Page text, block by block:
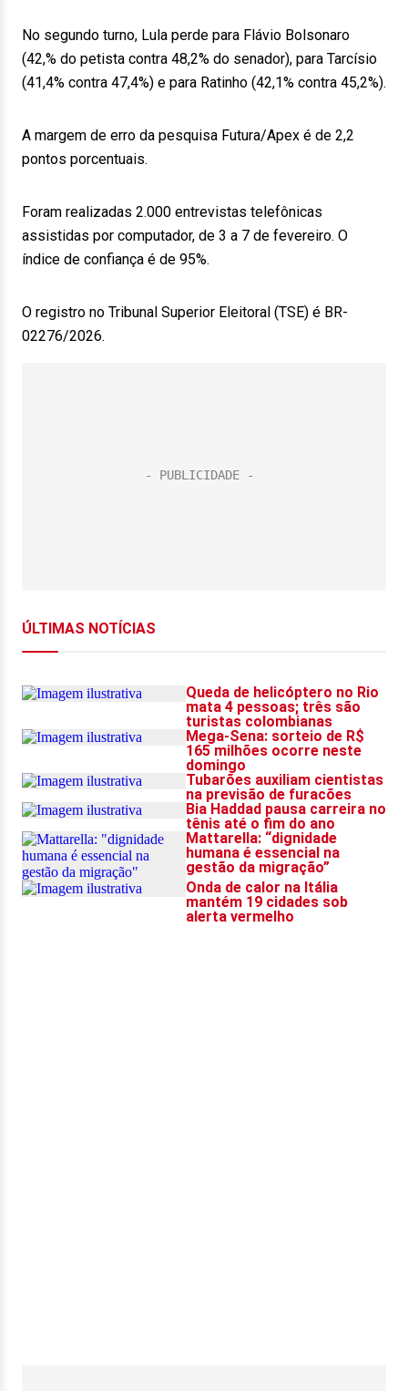
No segundo turno, Lula perde para Flávio Bolsonaro
(42,% do petista contra 48,2% do senador), para Tarcísio
(41,4% contra 47,4%) e para Ratinho (42,1% contra 45,2%).
A margem de erro da pesquisa Futura/Apex é de 2,2
pontos porcentuais.
Foram realizadas 2.000 entrevistas telefônicas
assistidas por computador, de 3 a 7 de fevereiro. O
índice de confiança é de 95%.
O registro no Tribunal Superior Eleitoral (TSE) é BR-
02276/2026.